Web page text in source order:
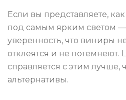
Если вы представляете,
под самым ярким светом
уверенность, что виниры
отклеятся и не потемнеют.
справляется с этим лучше,
альтернативы.